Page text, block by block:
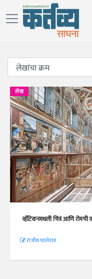
लेख
व्हॅटिकनमधली चित्रं आणि रोमची
राजीव भालेराव